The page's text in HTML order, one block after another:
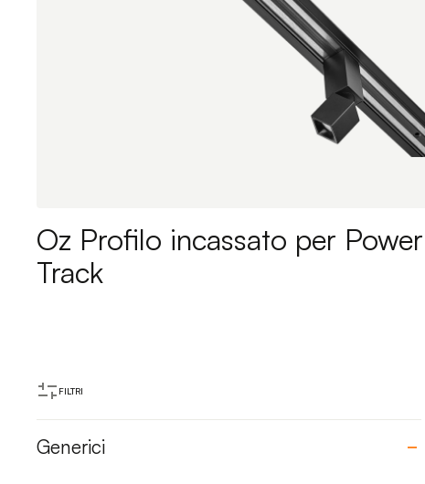
Oz Profilo incassato per Power
Track
FILTRI
Generici